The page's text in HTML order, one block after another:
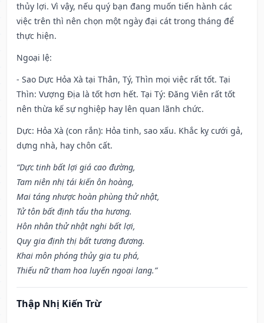
thủy lợi. Vì vậy, nếu quý bạn đang muốn tiến hành các
việc trên thì nên chọn một ngày đại cát trong tháng để
thực hiện.
Ngoại lệ:
- Sao Dực Hỏa Xà tại Thân, Tý, Thìn mọi việc rất tốt. Tại
Thìn: Vượng Địa là tốt hơn hết. Tại Tý: Đăng Viên rất tốt
nên thừa kế sự nghiệp hay lên quan lãnh chức.
Dực: Hỏa Xà (con rắn): Hỏa tinh, sao xấu. Khắc kỵ cưới gả,
dựng nhà, hay chôn cất.
“Dực tinh bất lợi giá cao đường,
Tam niên nhị tái kiến ôn hoàng,
Mai táng nhược hoàn phùng thử nhật,
Tử tôn bất định tẩu tha hương.
Hôn nhân thử nhật nghi bất lợi,
Quy gia định thị bất tương đương.
Khai môn phóng thủy gia tu phá,
Thiếu nữ tham hoa luyến ngoại lang.”
Thập Nhị Kiến Trừ